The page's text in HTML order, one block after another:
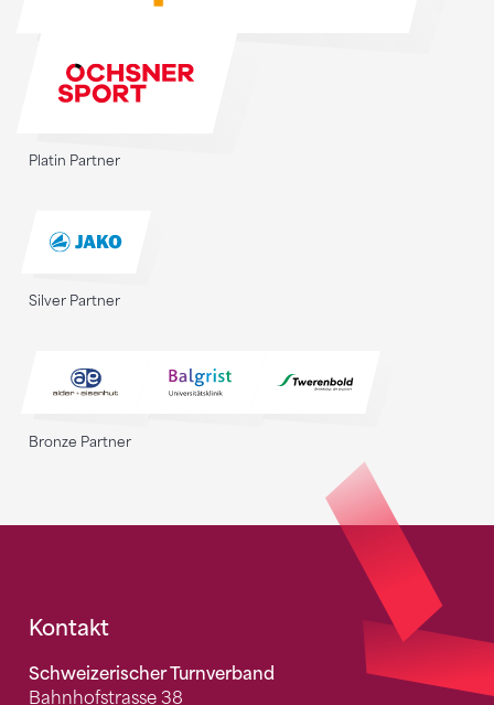
Platin Partner
Silver Partner
Bronze Partner
Fusszeile
Kontakt
Schweizerischer Turnverband
Bahnhofstrasse 38